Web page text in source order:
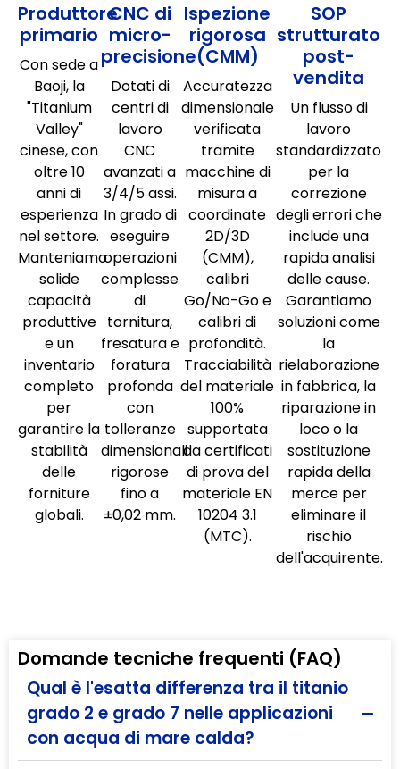
Produttore
primario
Con sede a
Baoji, la
"Titanium
Valley"
cinese, con
oltre 10
anni di
esperienza
nel settore.
Manteniamo
solide
capacità
produttive
e un
inventario
completo
per
garantire la
stabilità
delle
forniture
globali.
CNC di
micro-
precisione
Dotati di
centri di
lavoro
CNC
avanzati a
3/4/5 assi.
In grado di
eseguire
operazioni
complesse
di
tornitura,
fresatura e
foratura
profonda
con
tolleranze
dimensionali
rigorose
fino a
±0,02 mm.
Ispezione
rigorosa
(CMM)
Accuratezza
dimensionale
verificata
tramite
macchine di
misura a
coordinate
2D/3D
(CMM),
calibri
Go/No-Go e
calibri di
profondità.
Tracciabilità
del materiale
100%
supportata
da certificati
di prova del
materiale EN
10204 3.1
(MTC).
SOP
strutturato
post-
vendita
Un flusso di
lavoro
standardizzato
per la
correzione
degli errori che
include una
rapida analisi
delle cause.
Garantiamo
soluzioni come
la
rielaborazione
in fabbrica, la
riparazione in
loco o la
sostituzione
rapida della
merce per
eliminare il
rischio
dell'acquirente.
Domande tecniche frequenti (FAQ)
Qual è l'esatta differenza tra il titanio
grado 2 e grado 7 nelle applicazioni
con acqua di mare calda?